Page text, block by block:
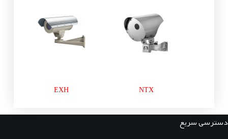
NTX
EXH
دسترسی سریع